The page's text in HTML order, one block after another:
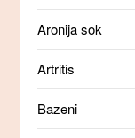
Aronija sok
Artritis
Bazeni